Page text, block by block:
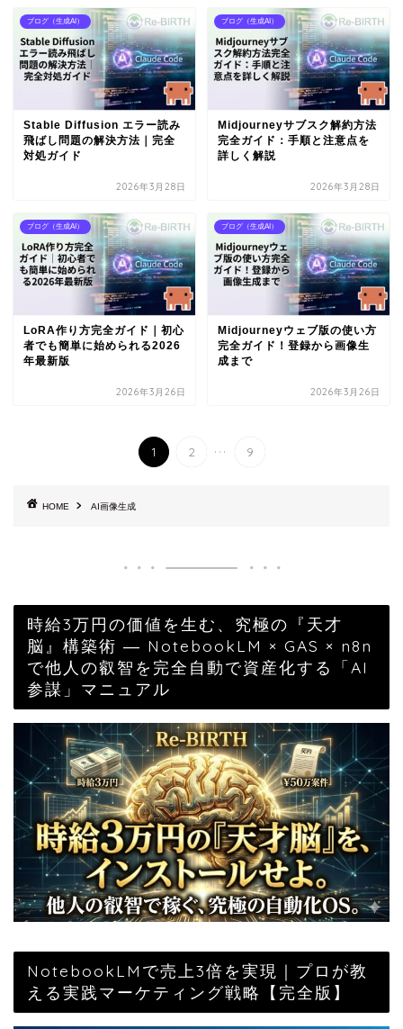
ブログ（生成AI）
Stable Diffusion エラー読み
飛ばし問題の解決方法｜完全
対処ガイド
2026年3月28日
ブログ（生成AI）
Midjourneyサブスク解約方法
完全ガイド：手順と注意点を
詳しく解説
2026年3月28日
ブログ（生成AI）
LoRA作り方完全ガイド｜初心
者でも簡単に始められる2026
年最新版
2026年3月26日
ブログ（生成AI）
Midjourneyウェブ版の使い方
完全ガイド！登録から画像生
成まで
2026年3月26日
1 2 ... 9
HOME AI画像生成
時給3万円の価値を生む、究極の『天才
脳』構築術 ― NotebookLM × GAS × n8n
で他人の叡智を完全自動で資産化する「AI
参謀」マニュアル
NotebookLMで売上3倍を実現｜プロが教
える実践マーケティング戦略【完全版】